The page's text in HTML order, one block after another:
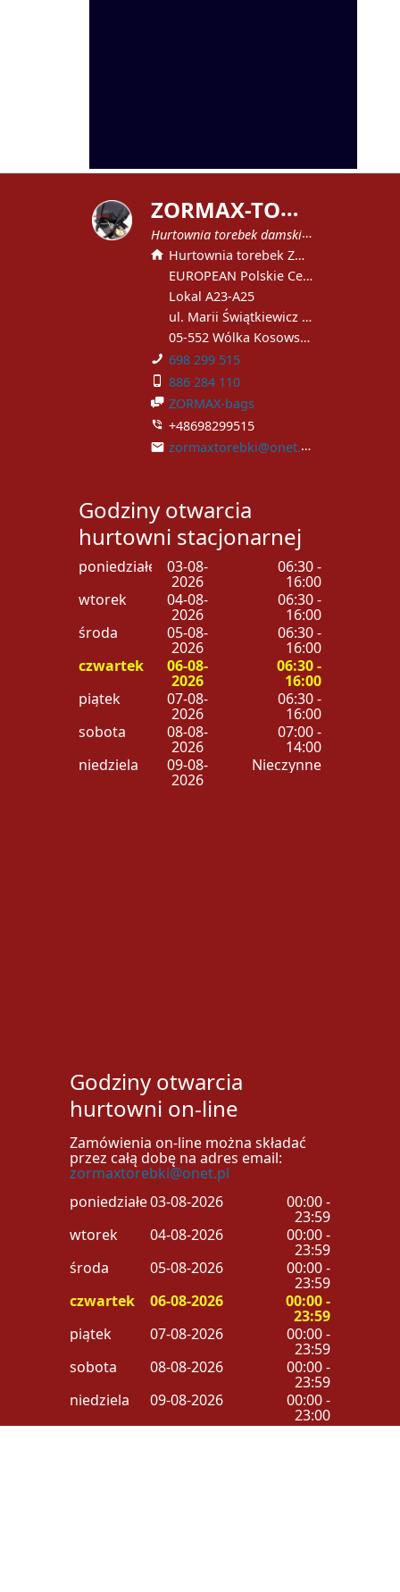
Z
ORMAX-TOREBKI
Hurtownia torebek damskich
Hurtownia torebek ZORMAX
EUROPEAN Polskie Centrum Handlowe
Lokal A23-A25
ul. Marii Świątkiewicz 51
05-552 Wólka Kosowska
698 299 515
886 284 110
ZORMAX-bags
+48698299515
zormaxtorebki@onet.pl
Godziny otwarcia
hurtowni stacjonarnej
poniedziałek 03-08-
2026
06:30 -
16:00
wtorek
04-08-
2026
06:30 -
16:00
środa
05-08-
2026
06:30 -
16:00
czwartek
06-08-
2026
06:30 -
16:00
piątek
07-08-
2026
06:30 -
16:00
sobota
08-08-
2026
07:00 -
14:00
niedziela
09-08-
2026
Nieczynne
Godziny otwarcia
hurtowni on-line
Zamówienia on-line można składać
przez całą dobę na adres email:
zormaxtorebki@onet.pl
poniedziałek03-08-2026 00:00 -
23:59
wtorek
04-08-2026 00:00 -
23:59
środa
05-08-2026 00:00 -
23:59
czwartek
06-08-2026 00:00 -
23:59
piątek
07-08-2026 00:00 -
23:59
sobota
08-08-2026 00:00 -
23:59
niedziela
09-08-2026 00:00 -
23:00